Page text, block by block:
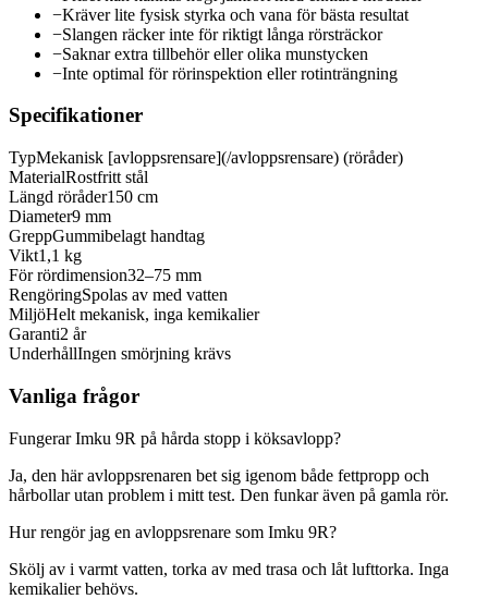
−Kräver lite fysisk styrka och vana för bästa resultat
−Slangen räcker inte för riktigt långa rörsträckor
−Saknar extra tillbehör eller olika munstycken
−Inte optimal för rörinspektion eller rotinträngning
Specifikationer
TypMekanisk [avloppsrensare](/avloppsrensare) (röråder)
MaterialRostfritt stål
Längd röråder150 cm
Diameter9 mm
GreppGummibelagt handtag
Vikt1,1 kg
För rördimension32–75 mm
RengöringSpolas av med vatten
MiljöHelt mekanisk, inga kemikalier
Garanti2 år
UnderhållIngen smörjning krävs
Vanliga frågor
Fungerar Imku 9R på hårda stopp i köksavlopp?
Ja, den här avloppsrenaren bet sig igenom både fettpropp och
hårbollar utan problem i mitt test. Den funkar även på gamla rör.
Hur rengör jag en avloppsrenare som Imku 9R?
Skölj av i varmt vatten, torka av med trasa och låt lufttorka. Inga
kemikalier behövs.